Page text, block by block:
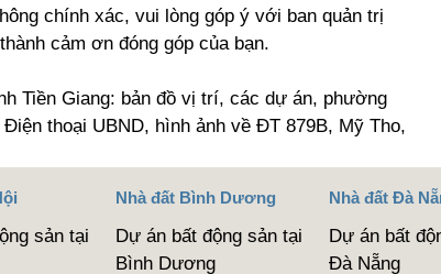
chính xác, vui lòng góp ý với ban quản trị
cảm ơn đóng góp của bạn.
Tiền Giang: bản đồ vị trí, các dự án, phường
thoại UBND, hình ảnh về ĐT 879B, Mỹ Tho,
sản tại
Nhà đất Bình Dương
Dự án bất động sản tại
Bình Dương
Nhà đất Đà
Dự án bất
Đà Nẵng